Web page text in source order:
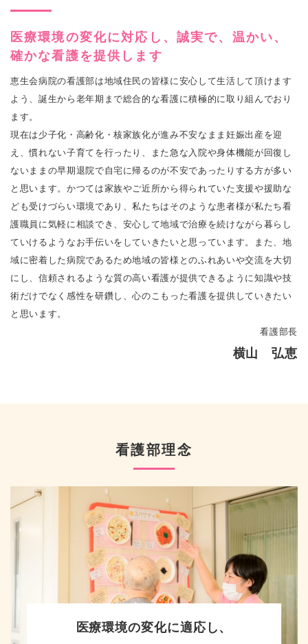
医療環境の変化に対応し、誠実で、温かい、
確かな看護を提供します
恵生会病院の看護部は地域住民の皆様に安心して生活して頂けます
よう、誕生から老年期まで総合的な看護に積極的に取り組んでおり
ます。
現在は少子化・高齢化・核家族化が進み不安なまま妊娠出産を迎
え、慣れない子育てを行ったり、また急な入院や身体機能が回復し
ないままの早期退院で自宅に帰るのが不安であったりする方が多い
と思います。かつては家族やご近所から得られていた支援や援助な
ども受けづらい環境であり、私たちはそのような患者様が私たち看
護職員に気軽に相談でき、安心して地域で治療を続けながら暮らし
ていけるようなお手伝いをしていきたいと思っています。また、地
域に密着した病院であるため地域の皆様とのふれあいや交流を大切
にし、信頼されるような質の高い看護が提供できるように知識や技
術だけでなく感性を研鑽し、心のこもった看護を提供していきたい
と思います。
看護部長
横山 弘恵
看護部理念
医療環境の変化に適応し、